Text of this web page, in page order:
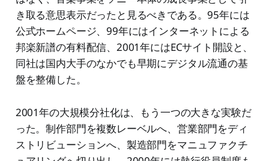
き取る意思表示だったと見るべきである。95年には
公式ホームページ、99年にはインターネットによる
邦楽新譜の有料配信、2001年にはECサイト開設と、
同社は国内大手のなかでも早期にデジタル流通の基
盤を整備した。
2001年の大規模分社化は、もう一つの大きな実験だ
った。制作部門を複数レーベルへ、営業部門をディ
ストリビューションへ、製造部門をマニュファクチ